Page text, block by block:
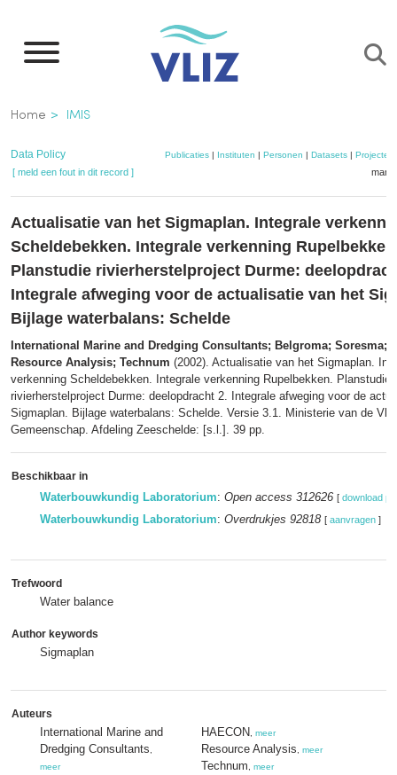
naar
inhoud
gaan
Kruimelpad
Home IMIS
Data Policy Publicaties| Instituten | Personen | Datasets| Projecten
[ meld een fout in dit record ]
Actualisatie van het Sigmaplan. Integrale
Scheldebekken. Integrale verkenning
Planstudie rivierherstelproject Durme:
Integrale afweging voor de actualisatie van het
Bijlage waterbalans: Schelde
International Marine and Dredging Consultants; Belgroma; Soresma;
Resource Analysis; Technum (2002). Actualisatie van het Sigmaplan.
verkenning Scheldebekken. Integrale verkenning Rupelbekken. Planstudie
rivierherstelproject Durme: deelopdracht 2. Integrale afweging voor de
Sigmaplan. Bijlage waterbalans: Schelde. Versie 3.1. Ministerie van de
Gemeenschap. Afdeling Zeeschelde: [s.l.]. 39 pp.
Beschikbaar in
Waterbouwkundig Laboratorium: Open access 312626 [ download
Waterbouwkundig Laboratorium: Overdrukjes 92818 [ aanvragen ]
Trefwoord
Water balance
Author keywords
Sigmaplan
Auteurs
International Marine and
Dredging Consultants
meer
HAECON meer
Resource Analysis meer
Technum meer